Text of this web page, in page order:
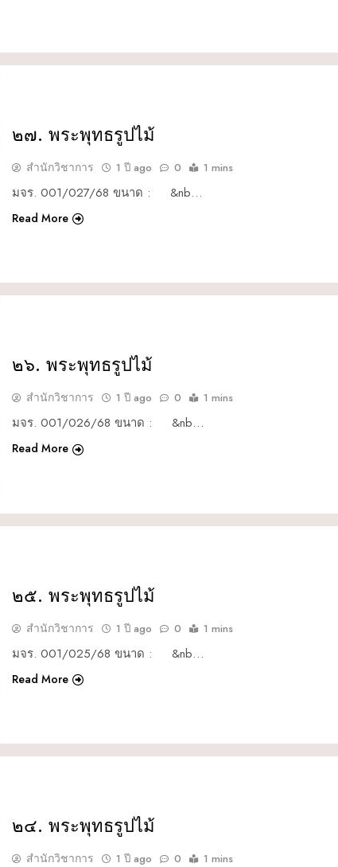
๒๗. พระพุทธรูปไม้
สำนักวิชาการ 1 ปี ago 0 1 mins
มจร. 001/027/68 ขนาด : &nb…
Read More
๒๖. พระพุทธรูปไม้
สำนักวิชาการ 1 ปี ago 0 1 mins
มจร. 001/026/68 ขนาด : &nb…
Read More
๒๕. พระพุทธรูปไม้
สำนักวิชาการ 1 ปี ago 0 1 mins
มจร. 001/025/68 ขนาด : &nb…
Read More
๒๔. พระพุทธรูปไม้
สำนักวิชาการ 1 ปี ago 0 1 mins